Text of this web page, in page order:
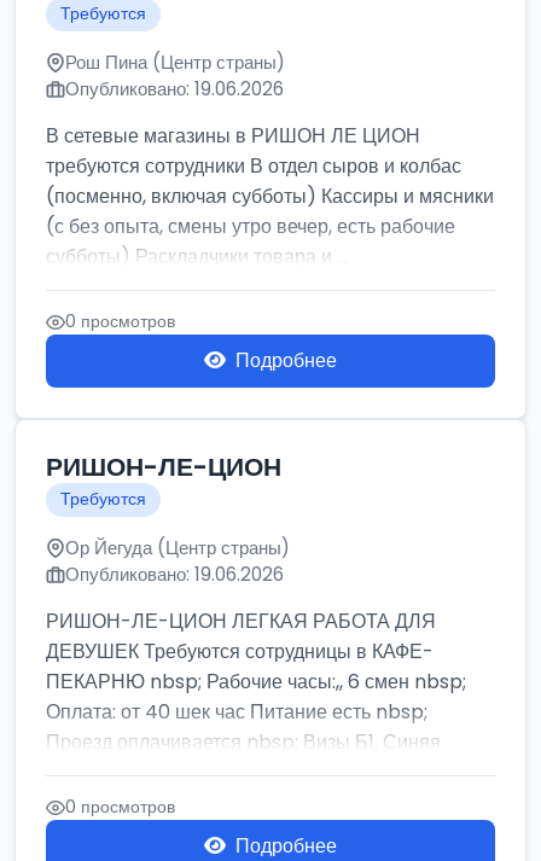
Требуются
Рош Пина (Центр страны)
Опубликовано: 19.06.2026
В сетевые магазины в РИШОН ЛЕ ЦИОН
требуются сотрудники В отдел сыров и колбас
(посменно, включая субботы) Кассиры и мясники
(с без опыта, смены утро вечер, есть рабочие
субботы) Раскладчики товара и ...
0 просмотров
Подробнее
РИШОН-ЛЕ-ЦИОН
Требуются
Ор Йегуда (Центр страны)
Опубликовано: 19.06.2026
РИШОН-ЛЕ-ЦИОН ЛЕГКАЯ РАБОТА ДЛЯ
ДЕВУШЕК Требуются сотрудницы в КАФЕ-
ПЕКАРНЮ nbsp; Рабочие часы:,, 6 смен nbsp;
Оплата: от 40 шек час Питание есть nbsp;
Проезд оплачивается nbsp; Визы Б1, Синяя
бумага,...
0 просмотров
Подробнее